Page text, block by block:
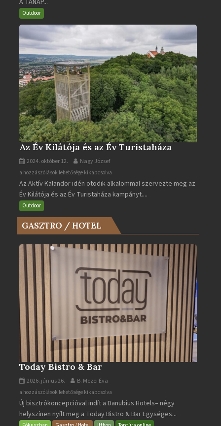
turistaútjai
Outdoor
Az Év Kilátója és az Év Turistaháza
2024. október 12. Nagy József
Az
Év
Kilátója
és
az
Év
bejegyzéshez
a hozzászólások lehetősége kikapcsolva
Az Aktív Kalandor idén ötödik alkalommal szervezte meg az
Év Kilátója és az Év Turistaháza kampányt....
Outdoor
GASZTRO / HOTEL
Today Bistro & Bar
2026. június 26. B. Mezei Éva
Today
Bistro
&
Bar
a hozzászólások lehetősége kikapcsolva
Új bisztrókoncepcióval indít a Danubius Hotels– négy
helyszínen nyílt meg a Today Bistro & Bar Egységes...